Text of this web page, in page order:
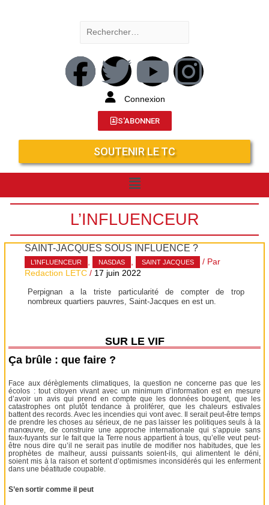
Connexion
S'ABONNER
SOUTENIR LE TC
L’INFLUENCEUR
SAINT-JACQUES SOUS INFLUENCE ?
L’INFLUENCEUR , NASDAS , SAINT JACQUES
/ Par
Redaction LETC / 17 juin 2022
Perpignan a la triste particularité de compter de trop
nombreux quartiers pauvres, Saint-Jacques en est un.
SUR LE VIF
Ça brûle : que faire ?
Face aux dérèglements climatiques, la question ne concerne pas que les
écolos : tout citoyen vivant avec un minimum d’information est en mesure
d’avoir un avis qui prend en compte que les données bougent, que les
catastrophes ont plutôt tendance à proliférer, que les chaleurs estivales
battent des records. Avec les incendies qui vont avec. Il serait peut-être temps
de prendre les choses au sérieux, de ne pas laisser les politiques seuls à la
manœuvre, de construire une approche internationale qui s’appuie sans
faux-fuyants sur le fait que la Terre nous appartient à tous, qu’elle veut peut-
être nous dire qu’il ne serait pas inutile de modifier nos habitudes, que les
prophètes de malheur, aussi puissants soient-ils, qui alimentent le déni,
soient mis à la raison et sortent d’optimismes inconsidérés qui les enferment
dans une béatitude coupable.
S’en sortir comme il peut